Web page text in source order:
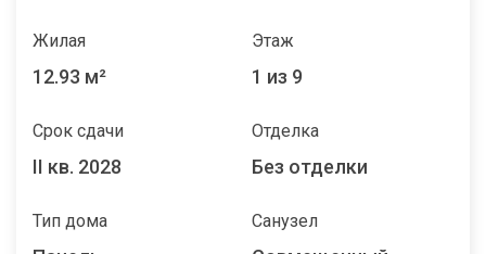
Жилая
12.93 м²
Этаж
1 из 9
Срок сдачи
II кв. 2028
Отделка
Без отделки
Тип дома Санузел